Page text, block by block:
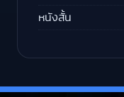
หนังสั้น